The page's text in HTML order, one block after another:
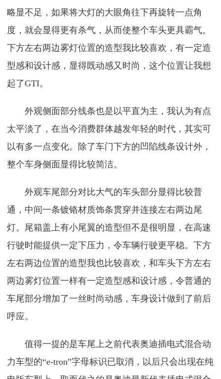
略显不足，如果将大灯的大眼角往下再旋转一点角
度，就会显得更有杀气，从而使整个车头更具霸气。
下方左右两边雾灯位置的造型我比较喜欢，有一定造
型感和设计感，显得既动感又时尚，这个位置让我想
起了GTI。
外观侧面部分线条也是以平直为主，我认为有点
太平淡了，在当今消费群体越发年轻的时代，其实可
以有多一点变化。除了车门下方的凹陷线条设计外，
整个车身侧面显得比较简洁。
外观车尾部分对比大气的车头部分显得比较普
通，中间一条镀铬材质饰条贯穿并连接左右两边尾
灯。尾箱盖上有小尾翼的造型但不是很明显，在高速
行驶时能提供一定下压力，令车辆行驶更平稳。下方
左右两边位置的造型我也比较喜欢，和车头下方左右
两边雾灯位置一样有一定造型感和设计感，令普通的
车尾部分增加了一丝时尚动感，车身设计做到了前后
呼应。
值得一提的是车尾上之前代表奥迪插电式混合动
力车型的“e-tron”字母标识已取消，以后只会出现在纯